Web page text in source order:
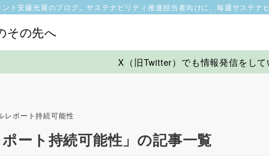
その先へ
ト安藤光展のブログ。サステナビリティ推進担当者向けに、毎週サステナ
X（旧Twitter）でも情報発信をし
レポート持続可能性
ポート持続可能性」の記事一覧